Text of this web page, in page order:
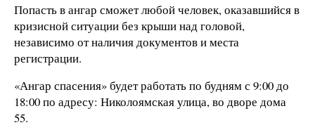
Попасть в ангар сможет любой человек, оказавшийся в
кризисной ситуации без крыши над головой,
независимо от наличия документов и места
регистрации.
«Ангар спасения» будет работать по будням с 9:00 до
18:00 по адресу: Николоямская улица, во дворе дома
55.